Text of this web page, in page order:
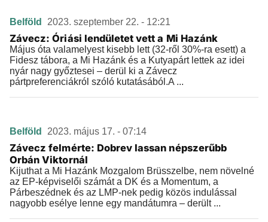
Belföld 2023. szeptember 22. - 12:21
Závecz: Óriási lendületet vett a Mi Hazánk
Május óta valamelyest kisebb lett (32-ről 30%-ra esett) a
Fidesz tábora, a Mi Hazánk és a Kutyapárt lettek az idei
nyár nagy győztesei – derül ki a Závecz
pártpreferenciákról szóló kutatásából.A ...
Belföld 2023. május 17. - 07:14
Závecz felmérte: Dobrev lassan népszerűbb
Orbán Viktornál
Kijuthat a Mi Hazánk Mozgalom Brüsszelbe, nem növelné
az EP-képviselői számát a DK és a Momentum, a
Párbeszédnek és az LMP-nek pedig közös indulással
nagyobb esélye lenne egy mandátumra – derült ...